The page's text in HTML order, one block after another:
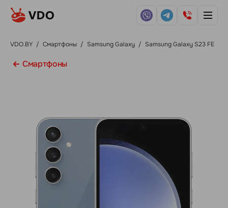
VDO.BY / Смартфоны / Samsung Galaxy / Samsung Galaxy S23 FE
Смартфоны